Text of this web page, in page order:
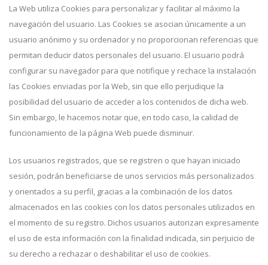
La Web utiliza Cookies para personalizar y facilitar al máximo la
navegación del usuario. Las Cookies se asocian únicamente a un
usuario anónimo y su ordenador y no proporcionan referencias que
permitan deducir datos personales del usuario. El usuario podrá
configurar su navegador para que notifique y rechace la instalación
las Cookies enviadas por la Web, sin que ello perjudique la
posibilidad del usuario de acceder a los contenidos de dicha web.
Sin embargo, le hacemos notar que, en todo caso, la calidad de
funcionamiento de la página Web puede disminuir.
Los usuarios registrados, que se registren o que hayan iniciado
sesión, podrán beneficiarse de unos servicios más personalizados
y orientados a su perfil, gracias a la combinación de los datos
almacenados en las cookies con los datos personales utilizados en
el momento de su registro. Dichos usuarios autorizan expresamente
el uso de esta información con la finalidad indicada, sin perjuicio de
su derecho a rechazar o deshabilitar el uso de cookies.